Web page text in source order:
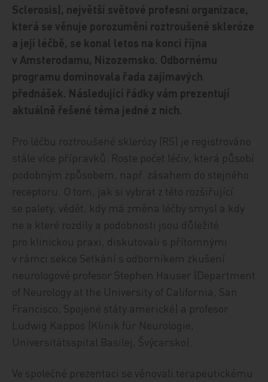
Sclerosis), největší světové profesní organizace,
která se věnuje porozumění roztroušené skleróze
a její léčbě, se konal letos na konci října
v Amsterodamu, Nizozemsko. Odbornému
programu dominovala řada zajímavých
přednášek. Následující řádky vám prezentují
aktuálně řešené téma jedné z nich.
Pro léčbu roztroušené sklerózy (RS) je registrováno
stále více přípravků. Roste počet léčiv, která působí
podobným způsobem, např. zásahem do stejného
receptoru. O tom, jak si vybrat z této rozšiřující
se palety, vědět, kdy má změna léčby smysl a kdy
ne a které rozdíly a podobnosti jsou důležité
pro klinickou praxi, diskutovali s přítomnými
v rámci sekce Setkání s odborníkem zkušení
neurologové profesor Stephen Hauser (Department
of Neurology at the University of California, San
Francisco, Spojené státy americké) a profesor
Ludwig Kappos (Klinik für Neurologie,
Universitätsspital Basilej, Švýcarsko).
Ve společné prezentaci se věnovali terapeutickému